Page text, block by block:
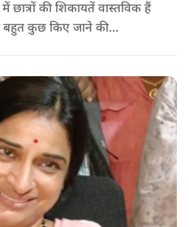
की शिकायतें वास्तविक हैं
बहुत कुछ किए जाने की